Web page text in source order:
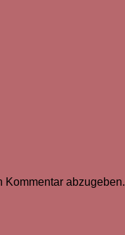
Kommentar abzugeben.